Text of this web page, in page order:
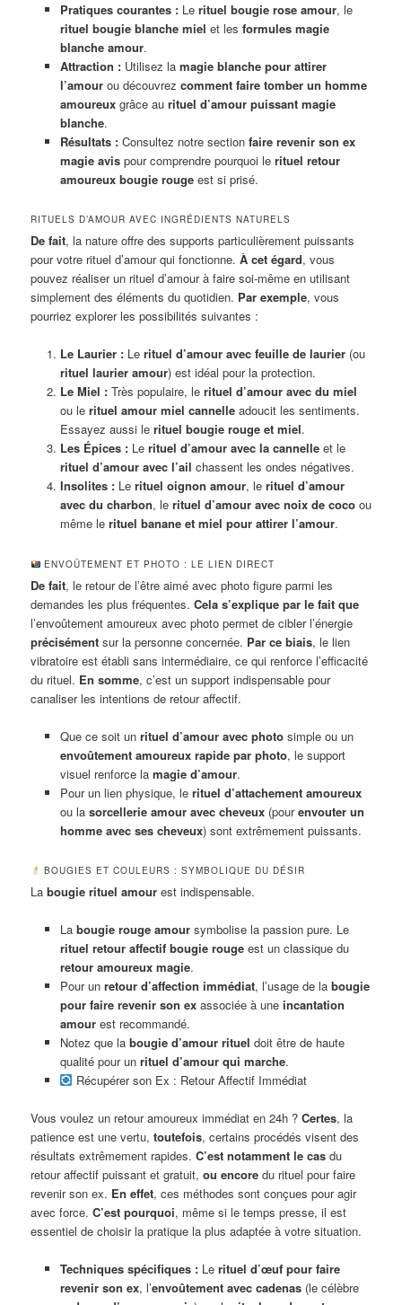
Pratiques courantes :Le rituel bougie rose amour, le
rituel bougie blanche miel et les formules magie
blanche amour.
Attraction :Utilisez la magie blanche pour attirer
l’amourou découvrez comment faire tomber un homme
amoureuxgrâce au rituel d’amour puissant magie
blanche.
Résultats :Consultez notre section faire revenir son ex
magie avispour comprendre pourquoi le rituel retour
amoureux bougie rougeest si prisé.
RITUELS D’AMOUR AVEC INGRÉDIENTS NATURELS
De fait, la nature offre des supports particulièrement puissants
pour votre rituel d’amour qui fonctionne.À cet égard, vous
pouvez réaliser un rituel d’amour à faire soi-même en utilisant
simplement des éléments du quotidien. Par exemple, vous
pourriez explorer les possibilités suivantes :
Le Laurier :Le rituel d’amour avec feuille de laurier(ou
rituel laurier amour) est idéal pour la protection.
Le Miel :Très populaire, le rituel d’amour avec du miel
ou le rituel amour miel cannelleadoucit les sentiments.
Essayez aussi le rituel bougie rouge et miel.
Les Épices :Le rituel d’amour avec la cannelleet le
rituel d’amour avec l’ail chassent les ondes négatives.
Insolites :Le rituel oignon amour, le rituel d’amour
avec du charbon, le rituel d’amour avec noix de cocoou
même le rituel banane et miel pour attirer l’amour.
ENVOÛTEMENT ET PHOTO : LE LIEN DIRECT
De fait, le retour de l’être aimé avec photo figure parmi les
demandes les plus fréquentes.Cela s’explique par le fait que
l’envoûtement amoureux avec photo permet de cibler l’énergie
précisément sur la personne concernée. Par ce biais, le lien
vibratoire est établi sans intermédiaire, ce qui renforce l’efficacité
du rituel. En somme, c’est un support indispensable pour
canaliser les intentions de retour affectif.
Que ce soit un rituel d’amour avec photosimple ou un
envoûtement amoureux rapide par photo, le support
visuel renforce la magie d’amour.
Pour un lien physique, le rituel d’attachement amoureux
ou la sorcellerie amour avec cheveux(pourenvouter un
homme avec ses cheveux) sont extrêmement puissants.
BOUGIES ET COULEURS : SYMBOLIQUE DU DÉSIR
Labougie rituel amour est indispensable.
La bougie rouge amoursymbolise la passion pure. Le
rituel retour affectif bougie rougeest un classique du
retour amoureux magie.
Pour un retour d’affection immédiat, l’usage de la bougie
pour faire revenir son exassociée à une incantation
amourest recommandé.
Notez que la bougie d’amour rituel doit être de haute
qualité pour un rituel d’amour qui marche.
Récupérer son Ex : Retour Affectif Immédiat
Vous voulez un retour amoureux immédiat en 24h ?Certes, la
patience est une vertu,toutefois, certains procédés visent des
résultats extrêmement rapides.C’est notamment le cas du
retour affectif puissant et gratuit,ou encore du rituel pour faire
revenir son ex. En effet, ces méthodes sont conçues pour agir
avec force.C’est pourquoi, même si le temps presse, il est
essentiel de choisir la pratique la plus adaptée à votre situation.
Techniques spécifiques :Le rituel d’œuf pour faire
revenir son ex, l’envoûtement avec cadenas(le célèbre